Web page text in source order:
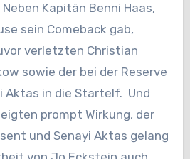
Kapitän Benni Haas,
sein Comeback gab,
verletzten Christian
sowie der bei der Reserve
Aktas in die Startelf. Und
prompt Wirkung, der
und Senayi Aktas gelang